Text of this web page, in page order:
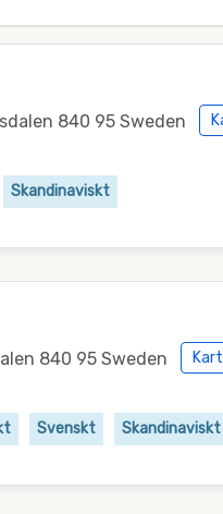
840 95 Sweden
Skandinaviskt
840 95 Sweden
Svenskt Skandinaviskt